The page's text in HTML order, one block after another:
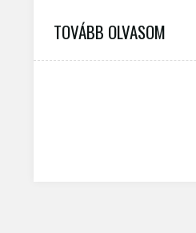
TOVÁBB OLVASOM